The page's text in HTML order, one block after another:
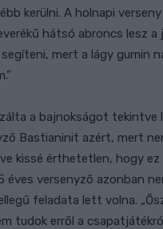
kerülni. A holnapi
hátsó abroncs lesz a
mert a lágy gumin
a bajnokságot tekintve
Bastianinit azért, mert
kissé érthetetlen, hogy
éves versenyző azonban
feladata lett volna.
tudok erről a